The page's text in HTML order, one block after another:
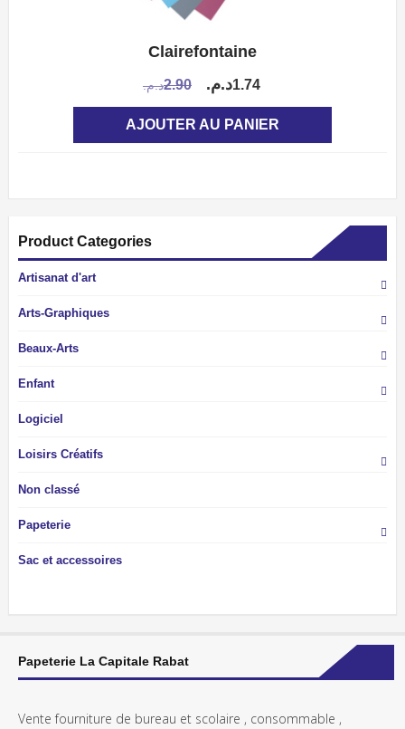
Clairefontaine
2.90د.م.
Le
prix
1.74د.م.
prix
AJOUTER AU PANIER
Product Categories
Artisanat d'art
Arts-Graphiques
Beaux-Arts
Enfant
Logiciel
Loisirs Créatifs
Non classé
Papeterie
Sac et accessoires
Papeterie La Capitale Rabat
Vente fourniture de bureau et scolaire , consommable ,